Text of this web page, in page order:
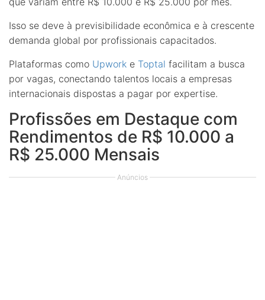
Isso se deve à previsibilidade econômica e à crescente
demanda global por profissionais capacitados.
Plataformas como Upwork e Toptal facilitam a busca
por vagas, conectando talentos locais a empresas
internacionais dispostas a pagar por expertise.
Profissões em Destaque com
Rendimentos de R$ 10.000 a
R$ 25.000 Mensais
Anúncios